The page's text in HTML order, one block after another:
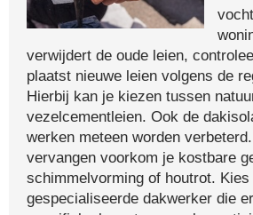
verwijdert de oude leien,
plaatst nieuwe leien volgens de
Hierbij kan je kiezen tussen
vezelcementleien. Ook de
werken meteen worden
vervangen voorkom je kostbare
schimmelvorming of houtrot.
gespecialiseerde dakwerker die